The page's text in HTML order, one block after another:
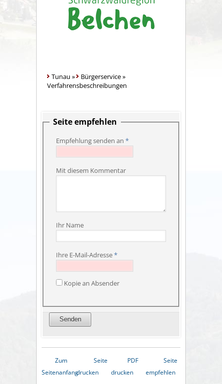
Tunau » Bürgerservice»
Verfahrensbeschreibungen
Seite empfehlen
Empfehlung senden an *
Mit diesem Kommentar
Ihr Name
Ihre E-Mail-Adresse*
Kopie an Absender
Zum
Seitenanfang
Seite
drucken
PDF
drucken
Seite
empfehlen